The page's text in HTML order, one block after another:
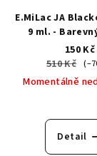
E.MiLac JA
9 ml. -
150 Kč
510 Kč
Momentálně
Detail